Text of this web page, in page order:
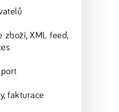
zboží, XML feed,
fakturace